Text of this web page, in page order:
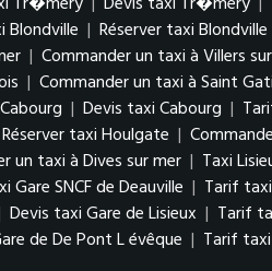
Blondville | Réserver taxi Blondville
| Commander un taxi à Villers
| Commander un taxi à Saint
| Devis taxi Cabourg |
Réserver taxi Houlgate |
un taxi à Dives sur mer | Taxi
Gare SNCF de Deauville | Tarif taxi
Devis taxi Gare de Lisieux | Tarif
de De Pont L évêque | Tarif